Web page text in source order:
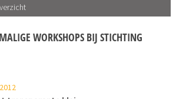
WORKSHOPS BIJ STICHTING